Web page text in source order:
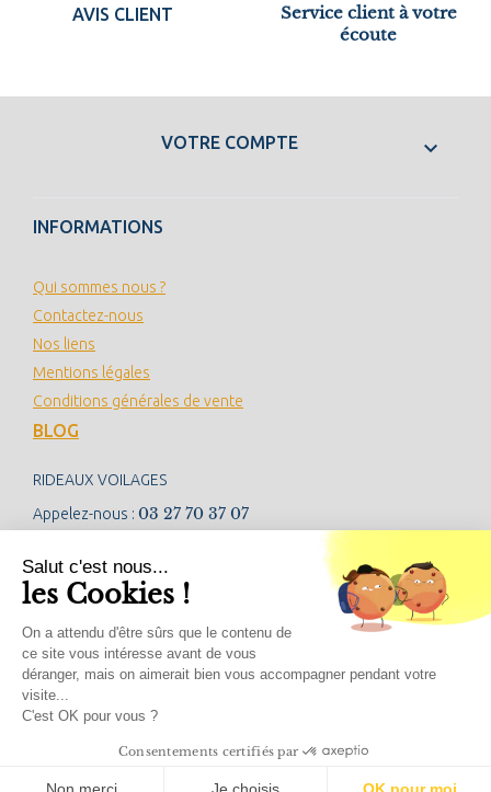
AVIS CLIENT
Service client à votre
écoute
VOTRE COMPTE 
INFORMATIONS
Qui sommes nous ?
Contactez-nous
Nos liens
Mentions légales
Conditions générales de vente
BLOG
RIDEAUX VOILAGES
Appelez-nous : 03 27 70 37 07
NEWSLETTER
RÉSEAUX SOCIAUX
Salut c'est nous...
les Cookies !
On a attendu d'être sûrs que le contenu de
ce site vous intéresse avant de vous
déranger, mais on aimerait bien vous accompagner pendant votre
visite...
C'est OK pour vous ?
Consentements certifiés par